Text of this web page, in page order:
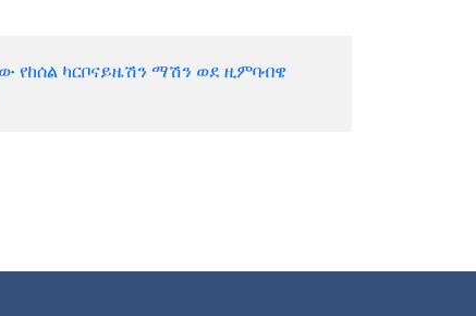
የከሰል ካርቦናይዜሽን ማሽን ወደ ዚምባብዌ